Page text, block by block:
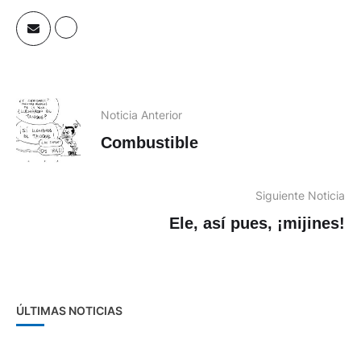
Noticia Anterior
Combustible
Siguiente Noticia
Ele, así pues, ¡mijines!
ÚLTIMAS NOTICIAS